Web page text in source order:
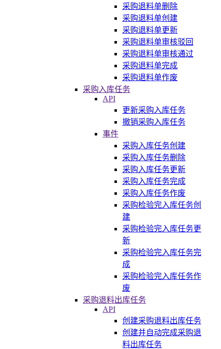
采购退料单删除
采购退料单创建
采购退料单更新
采购退料单审核驳回
采购退料单审核通过
采购退料单完成
采购退料单作废
采购入库任务
API
更新采购入库任务
撤销采购入库任务
事件
采购入库任务创建
采购入库任务删除
采购入库任务更新
采购入库任务完成
采购入库任务作废
采购检验完入库任务创
建
采购检验完入库任务更
新
采购检验完入库任务完
成
采购检验完入库任务作
废
采购退料出库任务
API
创建采购退料出库任务
创建并自动完成采购退
料出库任务